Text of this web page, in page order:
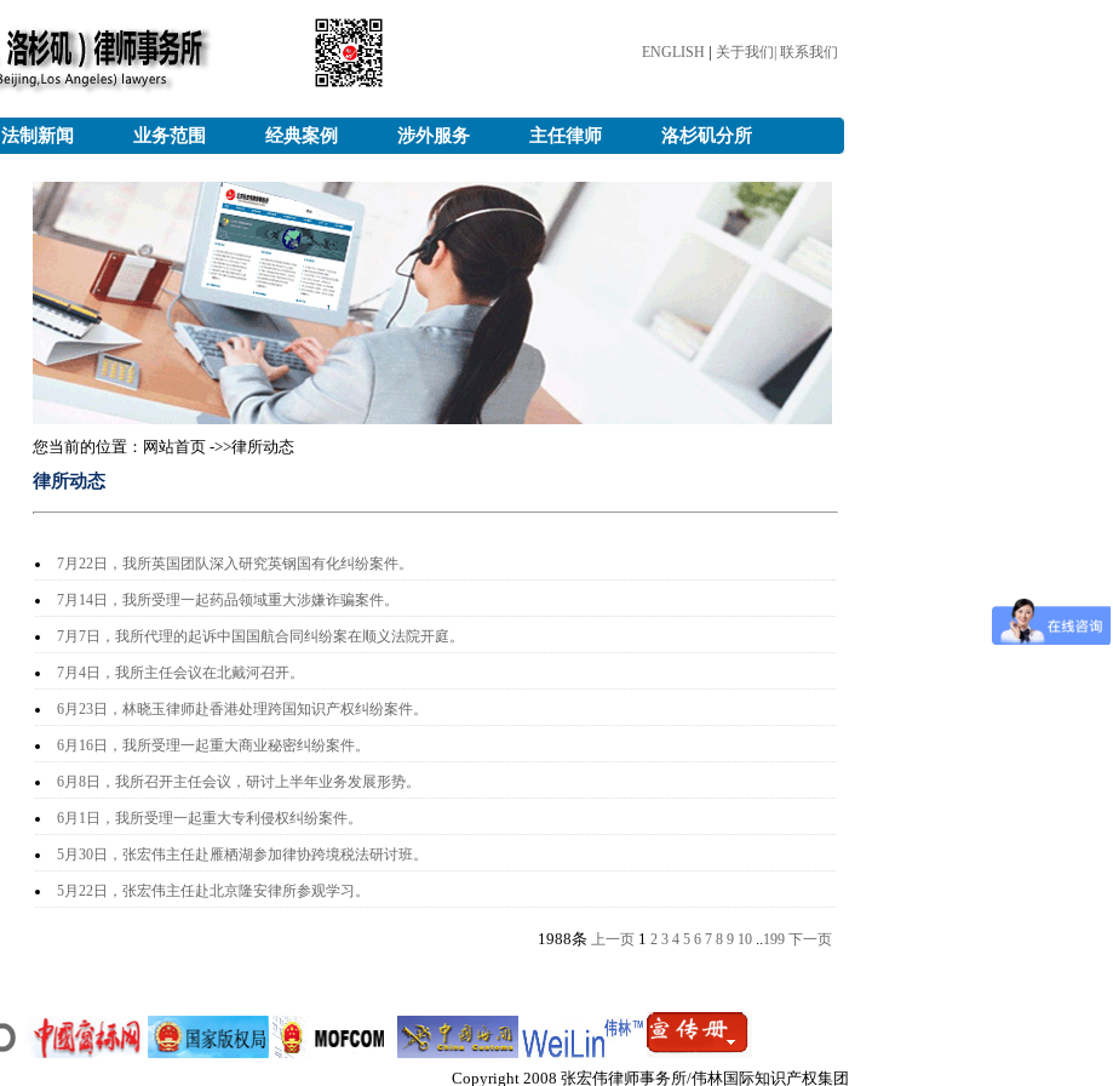
ENGLISH | 关于我们| 联系我们
法制新闻 业务范围 经典案例 涉外服务 主任律师 洛杉矶分所
您当前的位置：网站首页 ->>律所动态
律所动态
7月22日，我所英国团队深入研究英钢国有化纠纷案件。
7月14日，我所受理一起药品领域重大涉嫌诈骗案件。
7月7日，我所代理的起诉中国国航合同纠纷案在顺义法院开庭。
7月4日，我所主任会议在北戴河召开。
6月23日，林晓玉律师赴香港处理跨国知识产权纠纷案件。
6月16日，我所受理一起重大商业秘密纠纷案件。
6月8日，我所召开主任会议，研讨上半年业务发展形势。
6月1日，我所受理一起重大专利侵权纠纷案件。
5月30日，张宏伟主任赴雁栖湖参加律协跨境税法研讨班。
5月22日，张宏伟主任赴北京隆安律所参观学习。
1988条 上一页 1 2 3 4 5 6 7 8 9 10 ..199 下一页
Copyright 2008 张宏伟律师事务所/伟林国际知识产权集团